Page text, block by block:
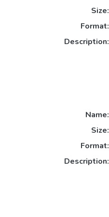
Size:
Format:
Description:
Name:
Size:
Format:
Description: